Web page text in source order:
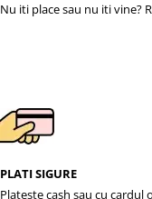
Nu iti place sau nu iti vine?
PLATI SIGURE
Plateste cash sau cu